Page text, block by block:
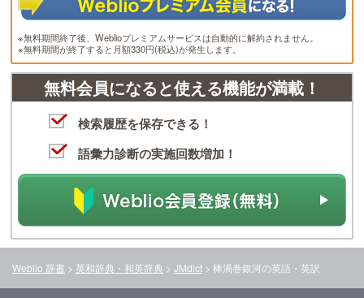
※無料期間終了後、Weblioプレミアムサービスは自動的に解約されません。
※無料期間が終了すると月額330円(税込)が発生します。
無料会員になると使える機能が満載！
検索履歴を保存できる！
語彙力診断の実施回数増加！
Weblio 辞書 > 英和辞典・和英辞典 > JMdict > 棒渦巻銀河の英語・英訳